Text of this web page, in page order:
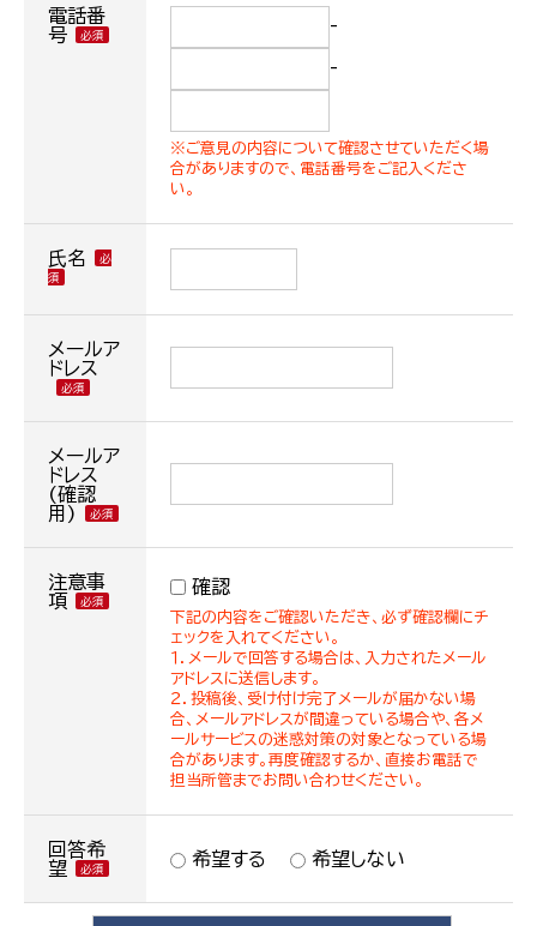
電話番
号
-
-
※ご意見の内容について確認させていただく場
合がありますので、電話番号をご記入くださ
い。
氏名
メールア
ドレス
メールア
ドレス
(確認
用)
注意事
項
確認
下記の内容をご確認いただき、必ず確認欄にチ
ェックを入れてください。
１．メールで回答する場合は、入力されたメール
アドレスに送信します。
２．投稿後、受け付け完了メールが届かない場
合、メールアドレスが間違っている場合や、各メ
ールサービスの迷惑対策の対象となっている場
合があります。再度確認するか、直接お電話で
担当所管までお問い合わせください。
回答希
望
希望する 希望しない